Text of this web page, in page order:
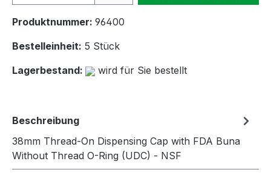
Produktnummer: 96400
Bestelleinheit: 5 Stück
Lagerbestand:
wird für Sie bestellt
Beschreibung
38mm Thread-On Dispensing Cap with FDA Buna
Without Thread O-Ring (UDC) - NSF